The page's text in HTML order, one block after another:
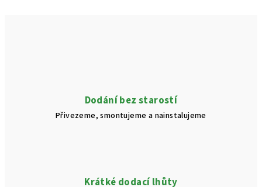
Dodání bez starostí
Přivezeme, smontujeme a nainstalujeme
Krátké dodací lhůty